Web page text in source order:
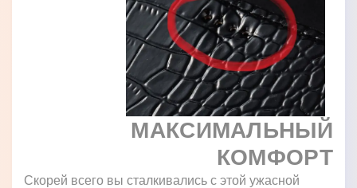
МАКСИМАЛЬНЫЙ
КОМФОРТ
Скорей всего вы сталкивались с этой ужасной